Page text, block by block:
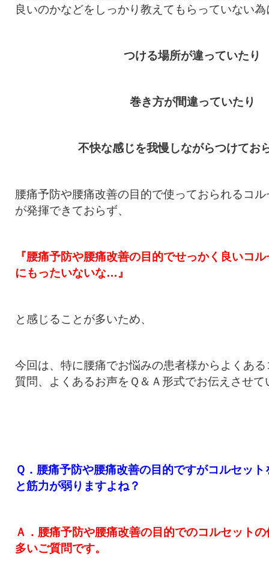
良いのかなどをしっかり教えてもらっていない為
つける場所が違っていたり
巻き方が間違っていたり
不快な感じを我慢しながらつけてお
腰痛予防や腰痛改善の目的で使っておられるコ
が発揮できておらず、
『腰痛予防や腰痛改善の目的でせっかく良いコ
にもったいないな…』
と感じることが多いため、
今回は、特に腰痛でお悩みの患者様からよくあ
質問、よくあるお声をＱ＆Ａ形式でお伝えさせ
Ｑ．腰痛予防や腰痛改善の目的ですがコルセッ
と筋力が弱りますよね？
Ａ．腰痛予防や腰痛改善の目的でのコルセット
多いご質問です。